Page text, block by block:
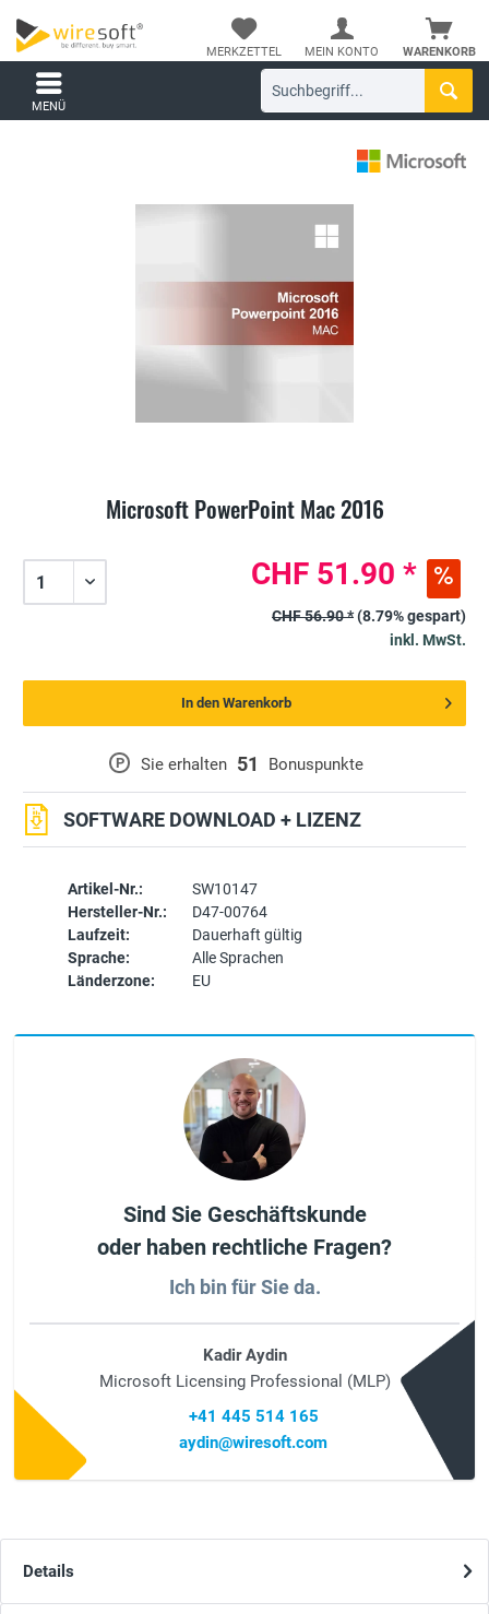
WARENKORB
MERKZETTEL MEIN KONTO
MENÜ
Microsoft PowerPoint Mac 2016
Artikel-Nr.:
SW10147
Hersteller-Nr.:
D47-00764
Laufzeit:
Dauerhaft gültig
Sprache:
Alle Sprachen
Länderzone:
EU
P Sie erhalten 51 Bonuspunkte
SOFTWARE DOWNLOAD + LIZENZ
CHF 51.90 *
CHF 56.90 *(8.79% gespart)
inkl. MwSt.
In den Warenkorb
Sind Sie Geschäftskunde
oder haben rechtliche Fragen?
Ich bin für Sie da.
Kadir Aydin
Microsoft Licensing Professional (MLP)
+41 445 514 165
aydin@wiresoft.com
Details